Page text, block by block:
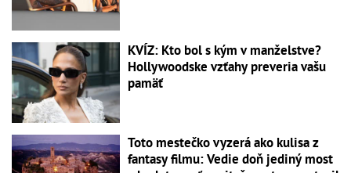
KVÍZ: Kto bol s kým v manželstve?
Hollywoodske vzťahy preveria vašu
pamäť
Toto mestečko vyzerá ako kulisa z
fantasy filmu: Vedie doň jediný most